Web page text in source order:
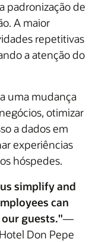
padronização de
A maior
repetitivas
a atenção do
uma mudança
otimizar
a dados em
experiências
hóspedes.
simplify and
can
guests."—
Don Pepe